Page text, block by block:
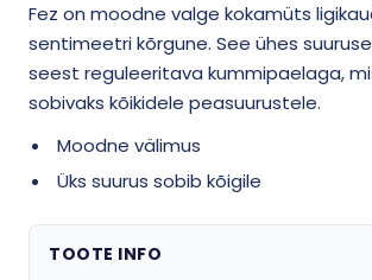
Fez on moodne valge kokamüts
sentimeetri kõrgune. See ühes
seest reguleeritava kummipaelaga,
sobivaks kõikidele peasuurustele.
Moodne välimus
Üks suurus sobib kõigile
TOOTE INFO